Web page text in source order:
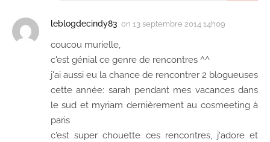
leblogdecindy83 on 13 septembre 2014 14h09
coucou murielle,
c'est génial ce genre de rencontres ^^
j'ai aussi eu la chance de rencontrer 2 blogueuses
cette année: sarah pendant mes vacances dans
le sud et myriam dernièrement au cosmeeting à
paris
c'est super chouette ces rencontres, j'adore et